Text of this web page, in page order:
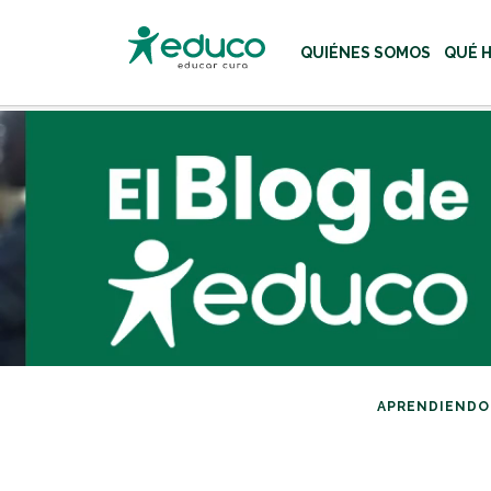
Usa las teclas Tab o
QUIÉNES SOMOS QUÉ